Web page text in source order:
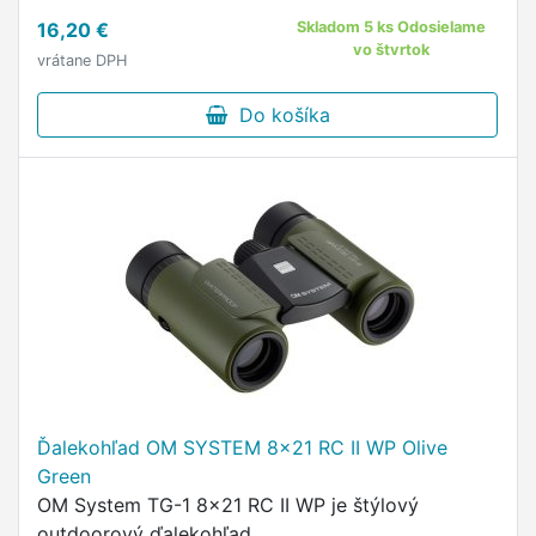
16,20 €
vrátane DPH
Skladom 5 ks Odosielame
vo štvrtok
Do košíka
Ďalekohľad OM SYSTEM 8x21 RC II WP Olive
Green
OM System TG-1 8x21 RC II WP je štýlový